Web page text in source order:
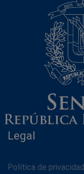
Legal
Política de privacidad